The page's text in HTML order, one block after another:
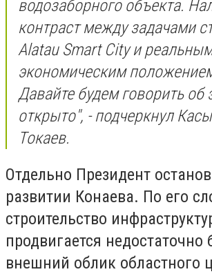
водозаборного объекта.
контраст между задачами
Alatau Smart City и
экономическим
Давайте будем говорить об
открыто", - подчеркнул
Токаев.
Отдельно Президент
развитии Конаева. По его
строительство
продвигается недостаточно
внешний облик областного